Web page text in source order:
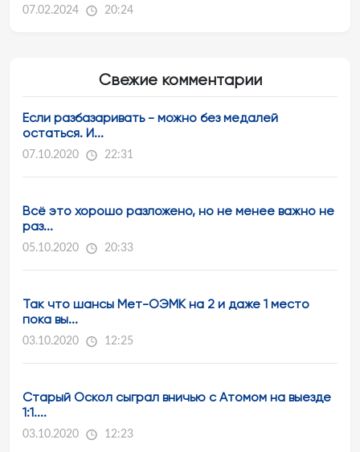
07.02.2024 20:24
Свежие комментарии
Если разбазаривать - можно без медалей
остаться. И...
07.10.2020 22:31
Всё это хорошо разложено, но не менее важно не
раз...
05.10.2020 20:33
Так что шансы Мет-ОЭМК на 2 и даже 1 место
пока вы...
03.10.2020 12:25
Старый Оскол сыграл вничью с Атомом на выезде
1:1....
03.10.2020 12:23